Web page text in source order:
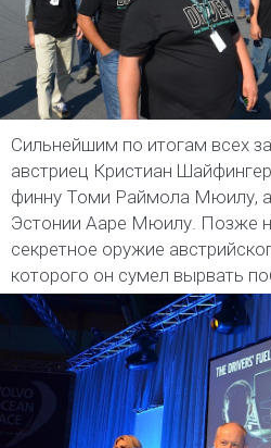
Сильнейшим по итогам всех
австриец Кристиан
финну Томи Раймола Мюилу, а
Эстонии Ааре Мюилу. Позже
секретное оружие
которого он сумел вырвать